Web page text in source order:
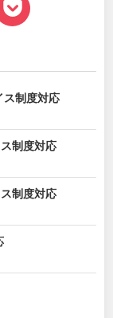
ス制度対応
制度対応
制度対応